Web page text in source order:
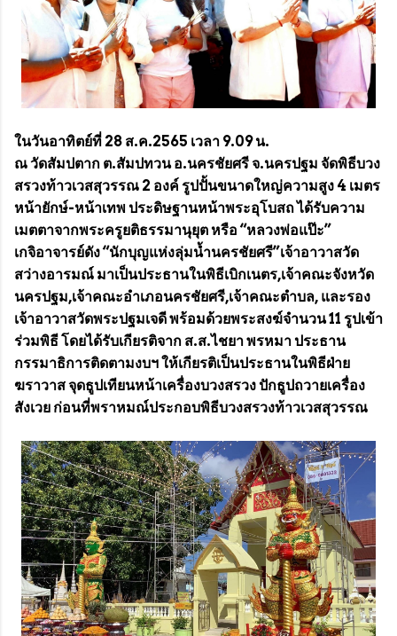
ในวันอาทิตย์ที่ 28 ส.ค.2565 เวลา 9.09 น.
ณ วัดสัมปตาก ต.สัมปทวน อ.นครชัยศรี จ.นครปฐม จัดพิธีบวง
สรวงท้าวเวสสุวรรณ 2 องค์ รูปปั้นขนาดใหญ่ความสูง 4 เมตร
หน้ายักษ์-หน้าเทพ ประดิษฐานหน้าพระอุโบสถ ได้รับความ
เมตตาจากพระครูยติธรรมานุยุต หรือ “หลวงพ่อแป๊ะ”
เกจิอาจารย์ดัง “นักบุญแห่งลุ่มน้ำนครชัยศรี”เจ้าอาวาสวัด
สว่างอารมณ์ มาเป็นประธานในพิธีเบิกเนตร,เจ้าคณะจังหวัด
นครปฐม,เจ้าคณะอำเภอนครชัยศรี,เจ้าคณะตำบล, และรอง
เจ้าอาวาสวัดพระปฐมเจดี พร้อมด้วยพระสงฆ์จำนวน 11 รูปเข้า
ร่วมพิธี โดยได้รับเกียรติจาก ส.ส.ไชยา พรหมา ประธาน
กรรมาธิการติดตามงบฯ ให้เกียรติเป็นประธานในพิธีฝ่าย
ฆราวาส จุดธูปเทียนหน้าเครื่องบวงสรวง ปักธูปถวายเครื่อง
สังเวย ก่อนที่พราหมณ์ประกอบพิธีบวงสรวงท้าวเวสสุวรรณ